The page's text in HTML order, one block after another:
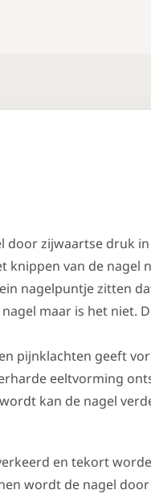
door zijwaartse druk
knippen van de nagel
nagelpuntje zitten
maar is het niet.
pijnklachten geeft
eeltvorming
kan de nagel
en tekort
wordt de nagel